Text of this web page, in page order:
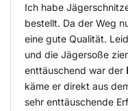
Ich habe
bestellt. Da der Weg
eine gute Qualität.
und die Jägersoße
enttäuschend war der
käme er direkt aus
sehr enttäuschende